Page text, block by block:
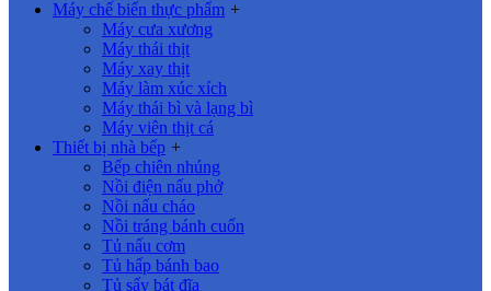
Máy chế biến thực phẩm +
Máy cưa xương
Máy thái thịt
Máy xay thịt
Máy làm xúc xích
Máy thái bì và lạng bì
Máy viên thịt cá
Thiết bị nhà bếp +
Bếp chiên nhúng
Nồi điện nấu phở
Nồi nấu cháo
Nồi tráng bánh cuốn
Tủ nấu cơm
Tủ hấp bánh bao
Tủ sấy bát đĩa